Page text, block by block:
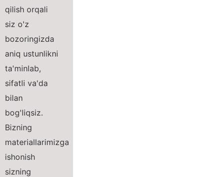
qilish orqali
siz o'z
bozoringizda
aniq ustunlikni
ta'minlab,
sifatli va'da
bilan
bog'liqsiz.
Bizning
materiallarimizga
ishonish
sizning